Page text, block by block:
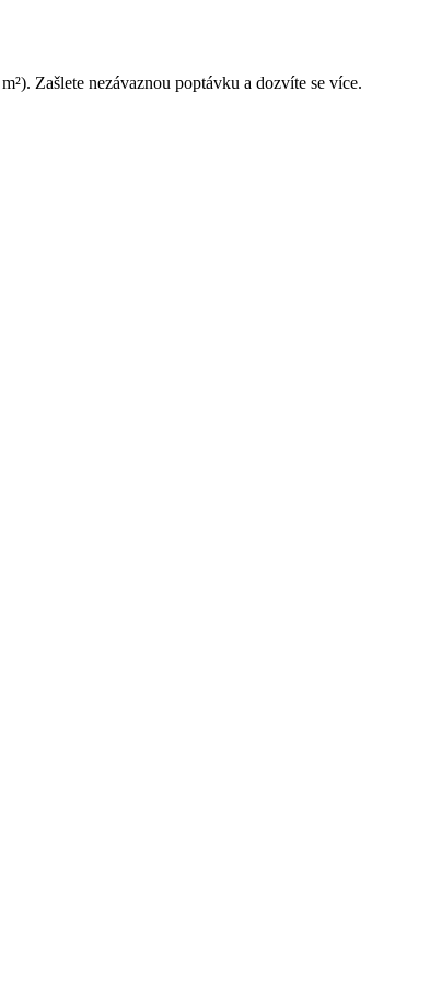
Zašlete nezávaznou poptávku a dozvíte se více.